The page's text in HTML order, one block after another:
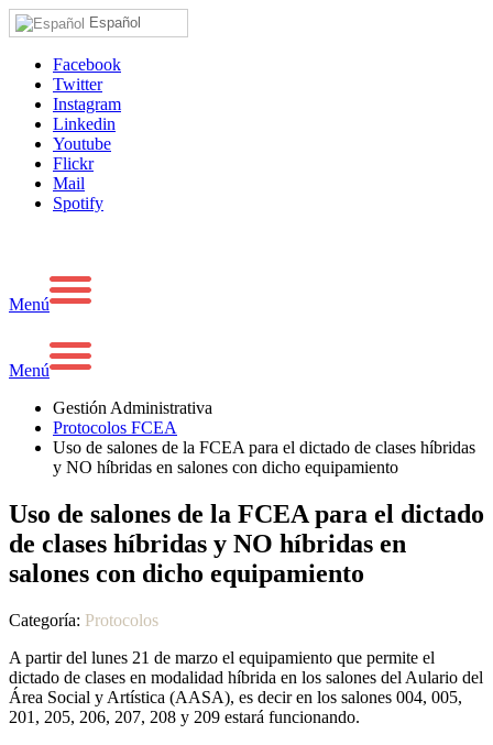
Español
Facebook
Twitter
Instagram
Linkedin
Youtube
Flickr
Mail
Spotify
Menú
Menú
Gestión Administrativa
Protocolos FCEA
Uso de salones de la FCEA para el dictado de clases híbridas
y NO híbridas en salones con dicho equipamiento
Uso de salones de la FCEA para el dictado
de clases híbridas y NO híbridas en
salones con dicho equipamiento
Categoría: Protocolos
A partir del lunes 21 de marzo el equipamiento que permite el
dictado de clases en modalidad híbrida en los salones del Aulario del
Área Social y Artística (AASA), es decir en los salones 004, 005,
201, 205, 206, 207, 208 y 209 estará funcionando.